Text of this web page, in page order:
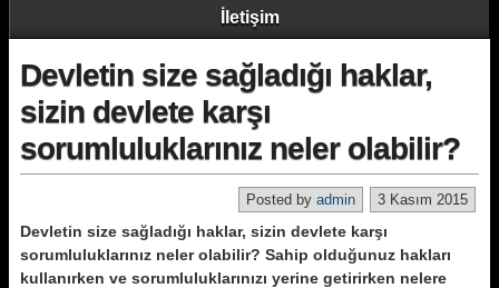
İletişim
Devletin size sağladığı haklar,
sizin devlete karşı
sorumluluklarınız neler olabilir?
3 Kasım 2015
Posted by admin
Devletin size sağladığı haklar, sizin devlete karşı
sorumluluklarınız neler olabilir? Sahip olduğunuz hakları
kullanırken ve sorumluluklarınızı yerine getirirken nelere